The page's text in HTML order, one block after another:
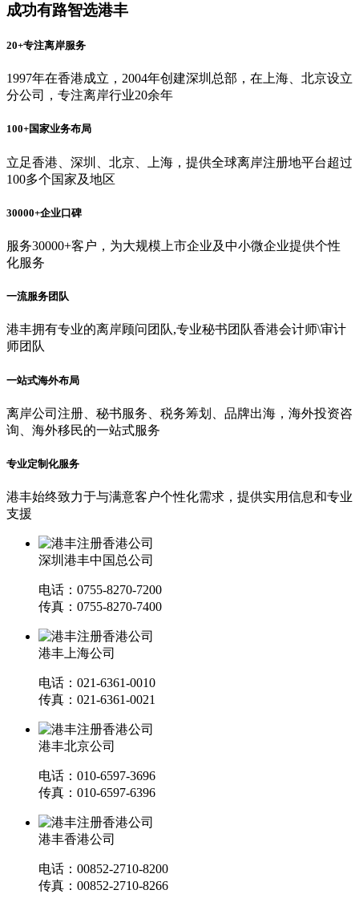
成功有路智选港丰
20+专注离岸服务
1997年在香港成立，2004年创建深圳总部，在上海、北京设立
分公司，专注离岸行业20余年
100+国家业务布局
立足香港、深圳、北京、上海，提供全球离岸注册地平台超过
100多个国家及地区
30000+企业口碑
服务30000+客户，为大规模上市企业及中小微企业提供个性
化服务
一流服务团队
港丰拥有专业的离岸顾问团队,专业秘书团队香港会计师\审计
师团队
一站式海外布局
离岸公司注册、秘书服务、税务筹划、品牌出海，海外投资咨
询、海外移民的一站式服务
专业定制化服务
港丰始终致力于与满意客户个性化需求，提供实用信息和专业
支援
深圳港丰中国总公司
电话：0755-8270-7200
传真：0755-8270-7400
港丰上海公司
电话：021-6361-0010
传真：021-6361-0021
港丰北京公司
电话：010-6597-3696
传真：010-6597-6396
港丰香港公司
电话：00852-2710-8200
传真：00852-2710-8266